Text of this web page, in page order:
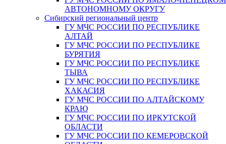
АВТОНОМНОМУ ОКРУГУ
Сибирский региональный центр
ГУ МЧС РОССИИ ПО РЕСПУБЛИКЕ
АЛТАЙ
ГУ МЧС РОССИИ ПО РЕСПУБЛИКЕ
БУРЯТИЯ
ГУ МЧС РОССИИ ПО РЕСПУБЛИКЕ
ТЫВА
ГУ МЧС РОССИИ ПО РЕСПУБЛИКЕ
ХАКАСИЯ
ГУ МЧС РОССИИ ПО АЛТАЙСКОМУ
КРАЮ
ГУ МЧС РОССИИ ПО ИРКУТСКОЙ
ОБЛАСТИ
ГУ МЧС РОССИИ ПО КЕМЕРОВСКОЙ